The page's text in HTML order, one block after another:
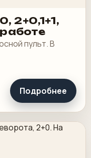
2+0,1+1,
пульт. В
Подробнее